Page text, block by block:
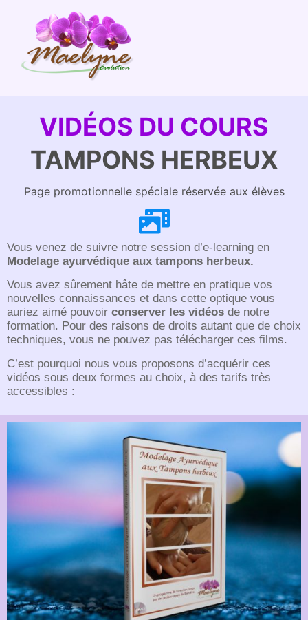
VIDÉOS DU COURS
TAMPONS HERBEUX
Page promotionnelle spéciale réservée aux élèves
Vous venez de suivre notre session d’e-learning en
Modelage ayurvédique aux tampons herbeux.
Vous avez sûrement hâte de mettre en pratique vos
nouvelles connaissances et dans cette optique vous
auriez aimé pouvoir conserver les vidéos de notre
formation. Pour des raisons de droits autant que de choix
techniques, vous ne pouvez pas télécharger ces films.
C’est pourquoi nous vous proposons d’acquérir ces
vidéos sous deux formes au choix, à des tarifs très
accessibles :